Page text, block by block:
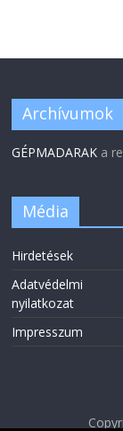
Archívumok
GÉPMADARAK a
Média
Hirdetések
Adatvédelmi
nyilatkozat
Impresszum